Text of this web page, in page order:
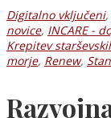
Digitalno vključeni,
novice, INCARE -
Krepitev
morje, Renew,